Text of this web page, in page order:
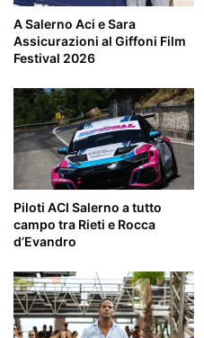
A Salerno Aci e Sara
Assicurazioni al Giffoni Film
Festival 2026
Piloti ACI Salerno a tutto
campo tra Rieti e Rocca
d’Evandro